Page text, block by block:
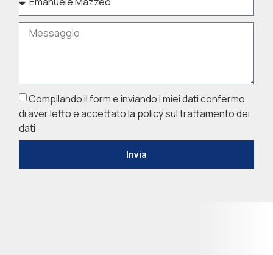
Compilando il form e inviando i miei dati confermo
di aver letto e accettato la policy sul trattamento dei
dati
Invia